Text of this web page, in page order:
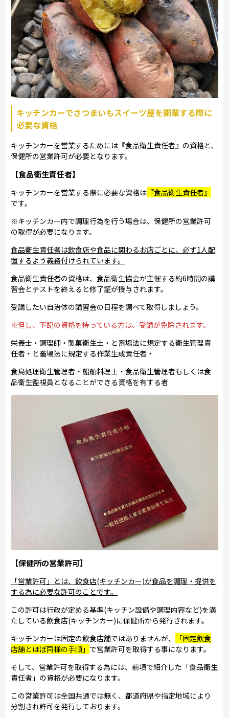
キッチンカーでさつまいもスイーツ屋を開業する際に
必要な資格
キッチンカーを営業するためには『食品衛生責任者』の資格と、
保健所の営業許可が必要となります。
【食品衛生責任者】
キッチンカーを営業する際に必要な資格は 『食品衛生責任者』
です。
※キッチンカー内で調理行為を行う場合は、保健所の営業許可
の取得が必要になります。
食品衛生責任者は飲食店や食品に関わるお店ごとに、必ず1人配
置するよう義務付けられています。
食品衛生責任者の資格は、食品衛生協会が主催する約6時間の講
習会とテストを終えると修了証が授与されます。
受講したい自治体の講習会の日程を調べて取得しましょう。
※但し、下記の資格を持っている方は、受講が免除されます。
栄養士・調理師・製菓衛生士・と畜場法に規定する衛生管理責
任者・と畜場法に規定する作業生成責任者・
食鳥処理衛生管理者・船舶料理士・食品衛生管理者もしくは食
品衛生監視員となることができる資格を有する者
【保健所の営業許可】
「営業許可」とは、飲食店(キッチンカー)が食品を調理・提供を
する為に必要な許可のことです。
この許可は行政が定める基準(キッチン設備や調理内容など)を満
たしている飲食店(キッチンカー)に保健所から発行されます。
キッチンカーは固定の飲食店舗ではありませんが、
「固定飲食
店舗とほぼ同様の手順」 で営業許可を取得する事になります。
そして、営業許可を取得する為には、前項で紹介した「食品衛生
責任者」の資格が必要になります。
この営業許可は全国共通では無く、都道府県や指定地域により
分割され許可を発行しております。